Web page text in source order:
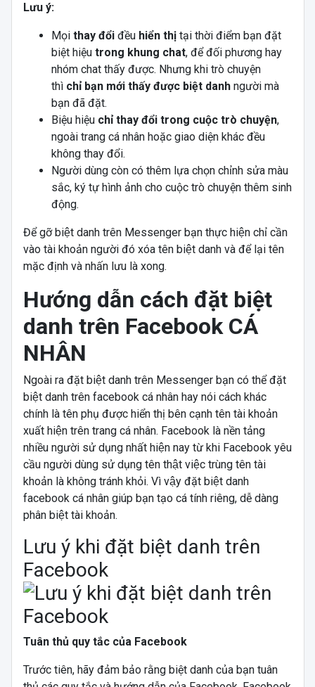
Lưu ý:
Mọi thay đổiđều hiển thịtại thời điểm bạn đặt
biệt hiệu trong khung chat, để đối phương hay
nhóm chat thấy được. Nhưng khi trò chuyện
thì chỉ bạn mới thấy được biệt danhngười mà
bạn đã đặt.
Biệu hiệu chỉ thay đổi trong cuộc trò chuyện,
ngoài trang cá nhân hoặc giao diện khác đều
không thay đổi.
Người dùng còn có thêm lựa chọn chỉnh sửa màu
sắc, ký tự hình ảnh cho cuộc trò chuyện thêm sinh
động.
Để gỡ biệt danh trên Messenger bạn thực hiện chỉ cần
vào tài khoản người đó xóa tên biệt danh và để lại tên
mặc định và nhấn lưu là xong.
Hướng dẫn cách đặt biệt
danh trên Facebook CÁ
NHÂN
Ngoài ra đặt biệt danh trên Messenger bạn có thể đặt
biệt danh trên facebook cá nhân hay nói cách khác
chính là tên phụ được hiển thị bên cạnh tên tài khoản
xuất hiện trên trang cá nhân. Facebook là nền tảng
nhiều người sử dụng nhất hiện nay từ khi Facebook yêu
cầu người dùng sử dụng tên thật việc trùng tên tài
khoản là không tránh khỏi. Vì vậy đặt biệt danh
facebook cá nhân giúp bạn tạo cá tính riêng, dễ dàng
phân biệt tài khoản.
Lưu ý khi đặt biệt danh trên
Facebook
Tuân thủ quy tắc của Facebook
Trước tiên, hãy đảm bảo rằng biệt danh của bạn tuân